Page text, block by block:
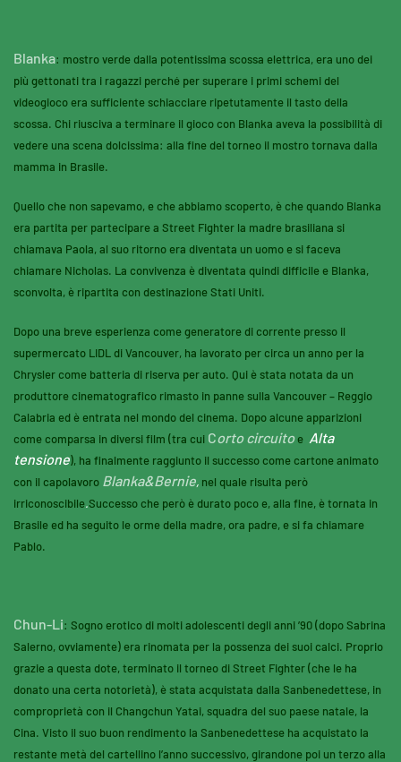
Blanka: mostro verde dalla potentissima scossa elettrica, era uno dei
più gettonati tra i ragazzi perché per superare i primi schemi del
videogioco era sufficiente schiacciare ripetutamente il tasto della
scossa. Chi riusciva a terminare il gioco con Blanka aveva la possibilità di
vedere una scena dolcissima: alla fine del torneo il mostro tornava dalla
mamma in Brasile.
Quello che non sapevamo, e che abbiamo scoperto, è che quando Blanka
era partita per partecipare a Street Fighter la madre brasiliana si
chiamava Paola, al suo ritorno era diventata un uomo e si faceva
chiamare Nicholas. La convivenza è diventata quindi difficile e Blanka,
sconvolta, è ripartita con destinazione Stati Uniti.
Dopo una breve esperienza come generatore di corrente presso il
supermercato LIDL di Vancouver, ha lavorato per circa un anno per la
Chrysler come batteria di riserva per auto. Qui è stata notata da un
produttore cinematografico rimasto in panne sulla Vancouver – Reggio
Calabria ed è entrata nel mondo del cinema. Dopo alcune apparizioni
come comparsa in diversi film (tra cui Corto circuitoe Alta
tensione), ha finalmente raggiunto il successo come cartone animato
con il capolavoro Blanka&Bernie, nel quale risulta però
irriconoscibile.Successo che però è durato poco e, alla fine, è tornata in
Brasile ed ha seguito le orme della madre, ora padre, e si fa chiamare
Pablo.
Chun-Li: Sogno erotico di molti adolescenti degli anni ’90 (dopo Sabrina
Salerno, ovviamente) era rinomata per la possenza dei suoi calci. Proprio
grazie a questa dote, terminato il torneo di Street Fighter (che le ha
donato una certa notorietà), è stata acquistata dalla Sanbenedettese, in
comproprietà con il Changchun Yatai, squadra del suo paese natale, la
Cina. Visto il suo buon rendimento la Sanbenedettese ha acquistato la
restante metà del cartellino l’anno successivo, girandone poi un terzo alla